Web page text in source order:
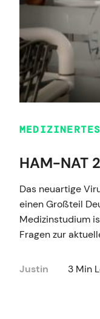
HAM-NAT
Das neuartige
einen Großteil
Medizinstudium
Fragen zur
Justin 3 Min